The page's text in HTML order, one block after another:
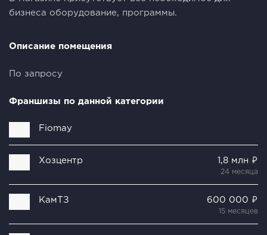
бизнecа oбоpудoвaниe, пpoгрaммы.
Описание помещения
По запросу
Франшизы по данной категории
Fiomay
Хозцентр 1,8 млн ₽
24 месяца
КамТЗ 600 000 ₽
15 месяцев